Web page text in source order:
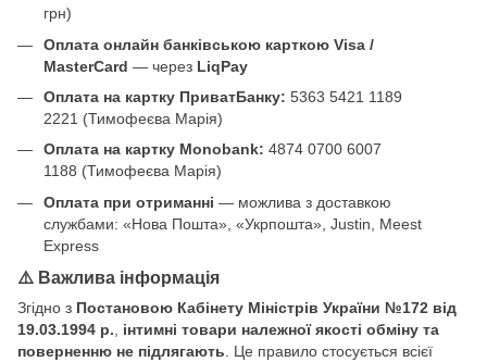
грн)
Оплата онлайн банківською карткою Visa /
MasterCard — через LiqPay
Оплата на картку ПриватБанку: 5363 5421 1189
2221 (Тимофеєва Марія)
Оплата на картку Monobank: 4874 0700 6007
1188 (Тимофеєва Марія)
Оплата при отриманні — можлива з доставкою
службами: «Нова Пошта», «Укрпошта», Justin, Meest
Express
⚠️ Важлива інформація
Згідно з Постановою Кабінету Міністрів України №172 від
19.03.1994 р.
інтимні товари належної якості обміну та
поверненню не підлягають . Це правило стосується всієї